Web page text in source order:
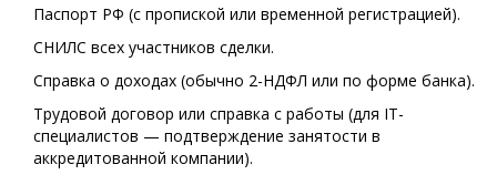
Паспорт РФ (с пропиской или временной регистрацией).
СНИЛС всех участников сделки.
Справка о доходах (обычно 2-НДФЛ или по форме банка).
Трудовой договор или справка с работы (для IT-
специалистов — подтверждение занятости в
аккредитованной компании).